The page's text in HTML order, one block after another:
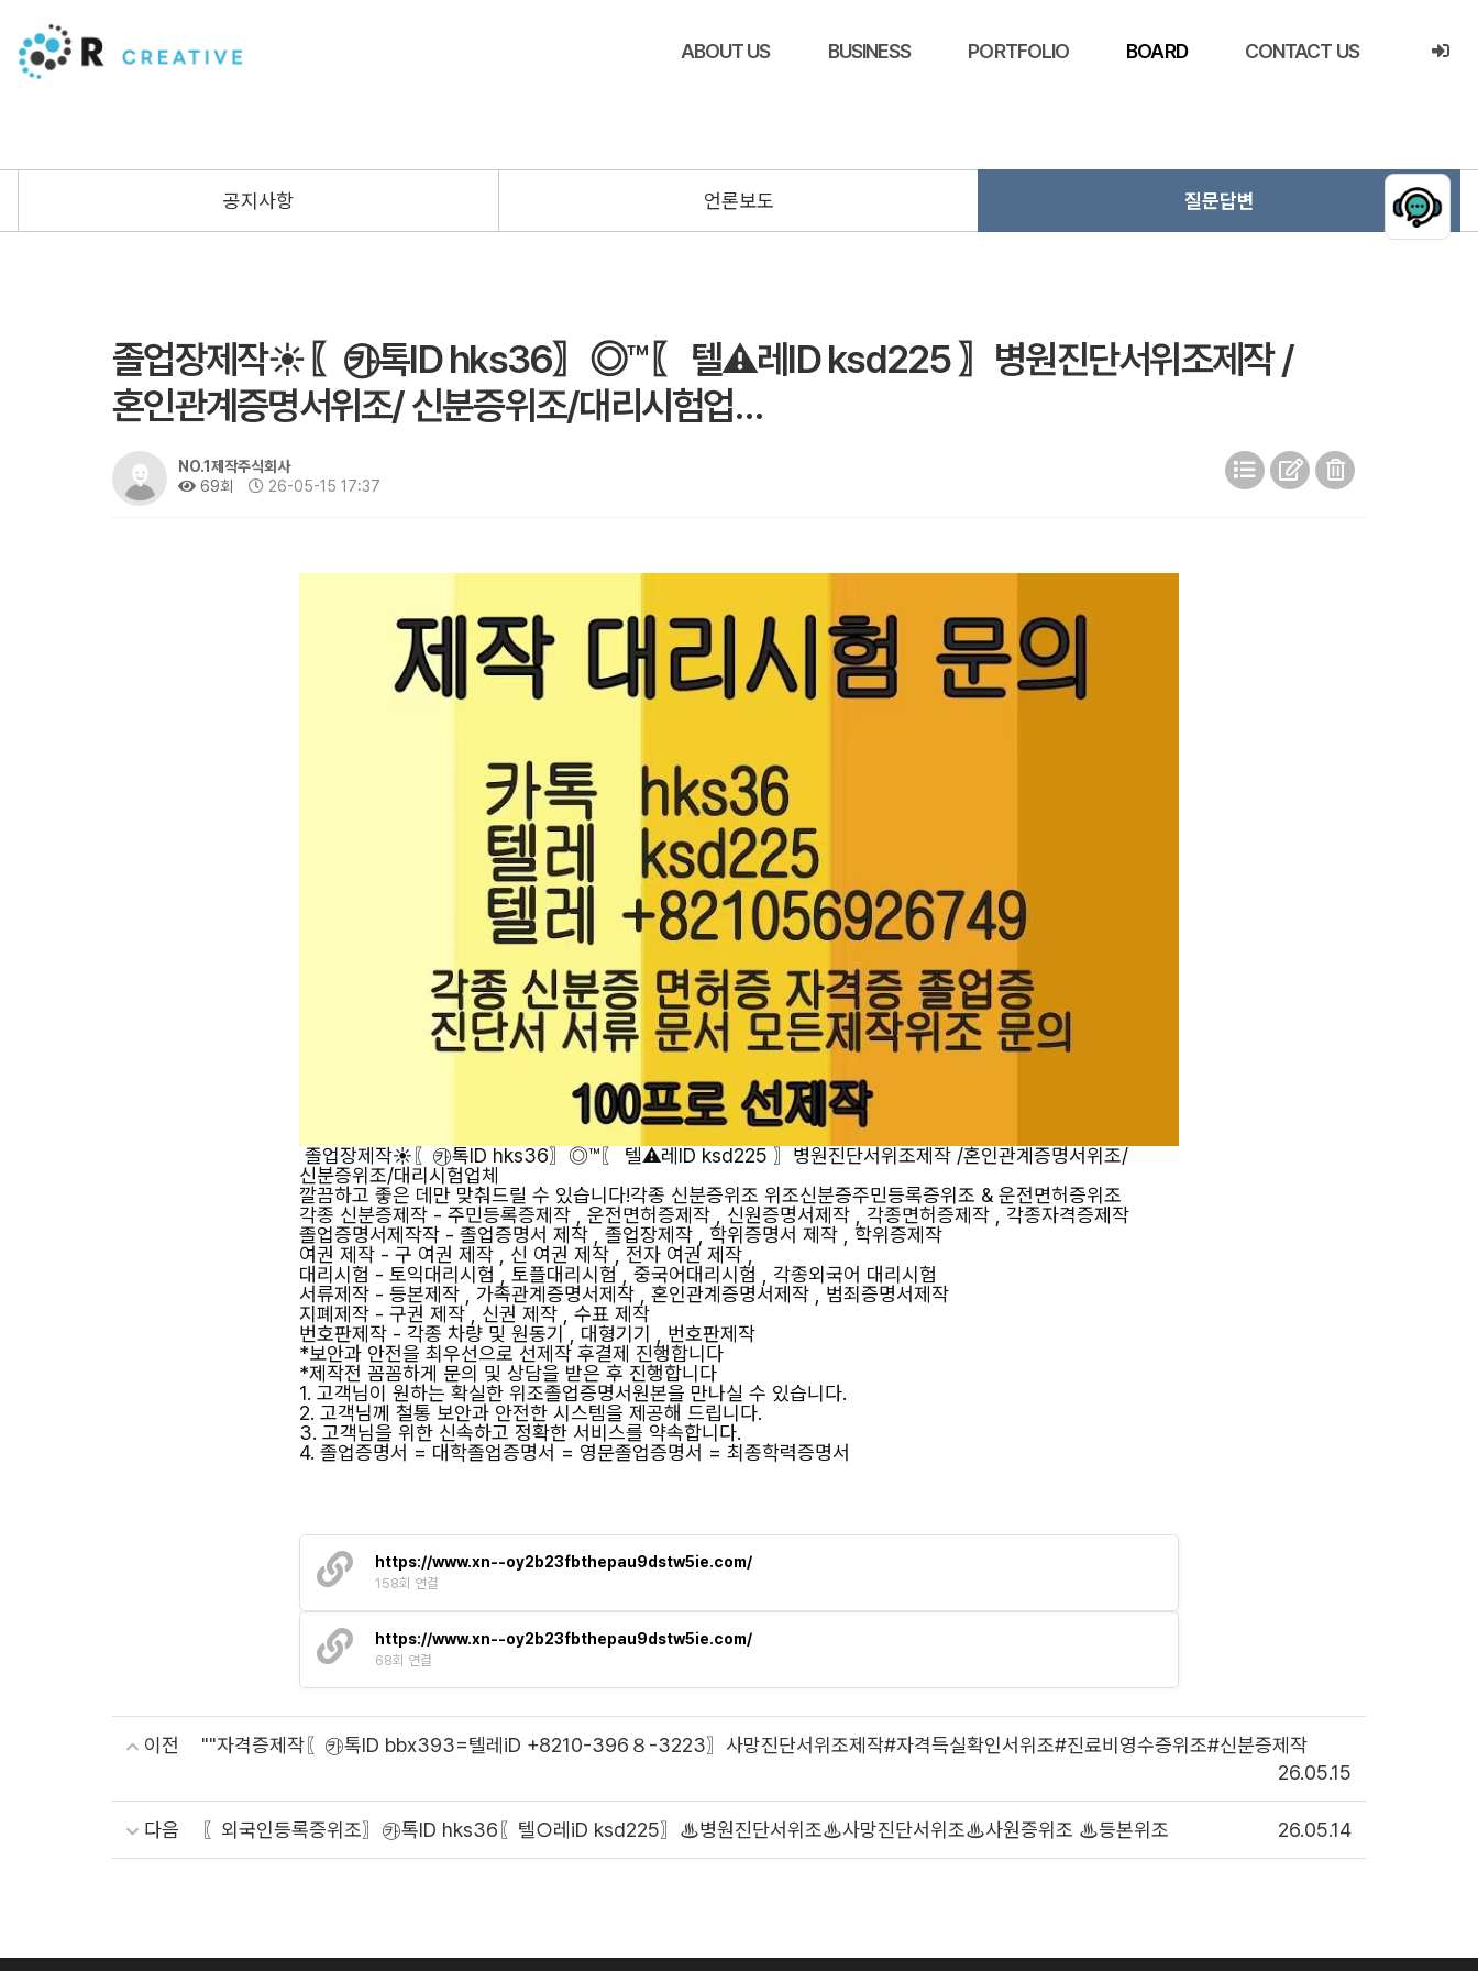
ABOUT US BUSINESS PORTFOLIO BOARD CONTACT US
공지사항 언론보도 질문답변
졸업장제작☀〖㉸톡ID hks36〗◎™〖 텔⚠️레ID ksd225 〗병원진단서위조제작 /
혼인관계증명서위조/ 신분증위조/대리시험업…
NO.1제작주식회사
69회
26-05-15 17:37
졸업장제작☀〖㉸톡ID hks36〗◎™〖 텔⚠️레ID ksd225 〗병원진단서위조제작 /혼인관계증명서위조/
신분증위조/대리시험업체
깔끔하고 좋은 데만 맞춰드릴 수 있습니다!각종 신분증위조 위조신분증주민등록증위조 & 운전면허증위조
각종 신분증제작 - 주민등록증제작 , 운전면허증제작 , 신원증명서제작 , 각종면허증제작 , 각종자격증제작
졸업증명서제작작 - 졸업증명서 제작 , 졸업장제작 , 학위증명서 제작 , 학위증제작
여권 제작 - 구 여권 제작 , 신 여권 제작 , 전자 여권 제작 ,
대리시험 - 토익대리시험 , 토플대리시험 , 중국어대리시험 , 각종외국어 대리시험
서류제작 - 등본제작 , 가족관계증명서제작 , 혼인관계증명서제작 , 범죄증명서제작
지폐제작 - 구권 제작 , 신권 제작 , 수표 제작
번호판제작 - 각종 차량 및 원동기 , 대형기기 , 번호판제작
*보안과 안전을 최우선으로 선제작 후결제 진행합니다
*제작전 꼼꼼하게 문의 및 상담을 받은 후 진행합니다
1. 고객님이 원하는 확실한 위조졸업증명서원본을 만나실 수 있습니다.
2. 고객님께 철통 보안과 안전한 시스템을 제공해 드립니다.
3. 고객님을 위한 신속하고 정확한 서비스를 약속합니다.
4. 졸업증명서 = 대학졸업증명서 = 영문졸업증명서 = 최종학력증명서
https://www.xn--oy2b23fbthepau9dstw5ie.com/
158회 연결
https://www.xn--oy2b23fbthepau9dstw5ie.com/
68회 연결
이전
""자격증제작〖㉸톡ID bbx393=텔레iD +8210-396８-3223〗사망진단서위조제작#자격득실확인서위조#진료비영수증위조#신분증제작
26.05.15
다음 〖외국인등록증위조〗㉸톡ID hks36〖텔○레iD ksd225〗♨병원진단서위조♨사망진단서위조♨사원증위조 ♨등본위조 26.05.14